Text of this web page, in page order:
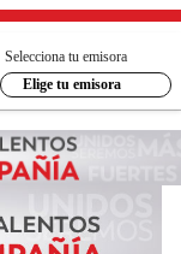
Selecciona tu emisora
Elige tu emisora